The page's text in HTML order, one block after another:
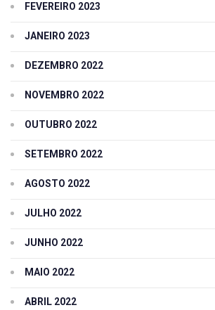
FEVEREIRO 2023
JANEIRO 2023
DEZEMBRO 2022
NOVEMBRO 2022
OUTUBRO 2022
SETEMBRO 2022
AGOSTO 2022
JULHO 2022
JUNHO 2022
MAIO 2022
ABRIL 2022